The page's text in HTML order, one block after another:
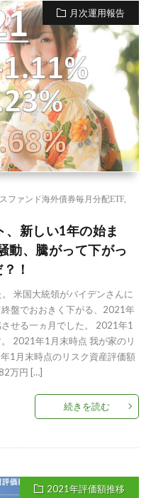
月次運用報告
ファンド海外債券毎月分配ETF,
、新しい1年の始ま
動、騰がって下がっ
！
米国大統領がバイデンさんに
盤でおおきく下がる、2021年
せる一ヵ月でした。 2021年1
2021年1月末時点 我が家のリ
1月末時点のリスク資産評価額
万円 […]
続きを読む
2021年評価額推移